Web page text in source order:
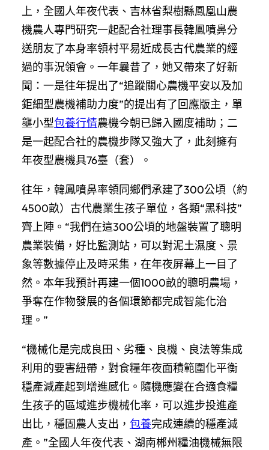
上，全國人年夜代表、吉林省梨樹縣鳳凰山農
機農人專門研究一起配合社理事長韓鳳噴鼻分
送朋友了本身率領村平易近成長古代農業的經
過的事況領會。一年曩昔了，她又帶來了好新
聞：一是往年提出了“追蹤關心農機平安以及加
鉅細型農機補助力度”的提出有了回應版主，單
壟小型包養行情農機今朝已歸入國度補助；二
是一起配合社的農機步隊又強大了，此刻擁有
年夜型農機具76臺（套）。
往年，韓鳳噴鼻率領同鄉們承建了300公頃（約
4500畝）古代農業生孩子單位，各類“黑科技”
齊上陣。“我們在這300公頃的地盤裝置了聰明
農業裝備，好比監測站，可以對泥土濕度、景
象等數據停止及時采集，在年夜屏幕上一目了
然。本年我預計再建一個1000畝的聰明農場，
爭奪在作物發展的各個環節都完成智能化治
理。”
“機械化是完成良田、劣種、良機、良法等集成
利用的要害紐帶，對食糧年夜面積範圍化平衡
穩產減產起到增進感化。隨機應變在合適食糧
生孩子的區域進步機械化率，可以進步投進產
出比，穩固農人支出， 包養完成連續的穩產減
產。”全國人年夜代表、湖南郴州糧油機械無限